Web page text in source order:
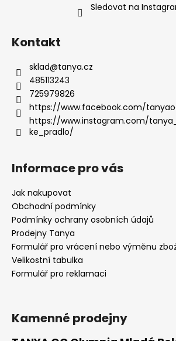
Sledovat na
Kontakt
sklad@tanya.cz
485113243
725979826
https://www.facebook.com/
https://www.instagram.com/
ke_pradlo/
Informace pro vás
Jak nakupovat
Obchodní podmínky
Podmínky ochrany osobních údajů
Prodejny Tanya
Formulář pro vrácení nebo výměnu
Velikostní tabulka
Formulář pro reklamaci
Kamenné prodejny